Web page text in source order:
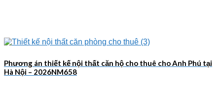
Phương án thiết kế nội thất căn hộ cho thuê cho Anh Phú tại
Hà Nội – 2026NM658